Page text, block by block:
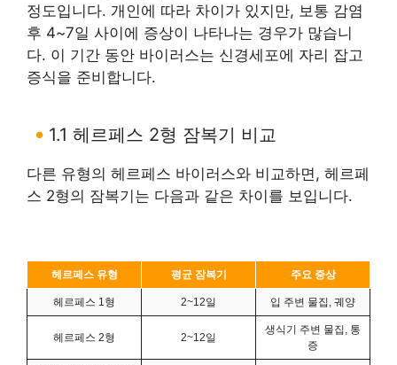
정도입니다. 개인에 따라 차이가 있지만, 보통 감염
후 4~7일 사이에 증상이 나타나는 경우가 많습니
다. 이 기간 동안 바이러스는 신경세포에 자리 잡고
증식을 준비합니다.
1.1 헤르페스 2형 잠복기 비교
다른 유형의 헤르페스 바이러스와 비교하면, 헤르페
스 2형의 잠복기는 다음과 같은 차이를 보입니다.
헤르페스 유형 평균 잠복기 주요 증상
헤르페스 1형 2~12일 입 주변 물집, 궤양
헤르페스 2형 2~12일
생식기 주변 물집, 통
증